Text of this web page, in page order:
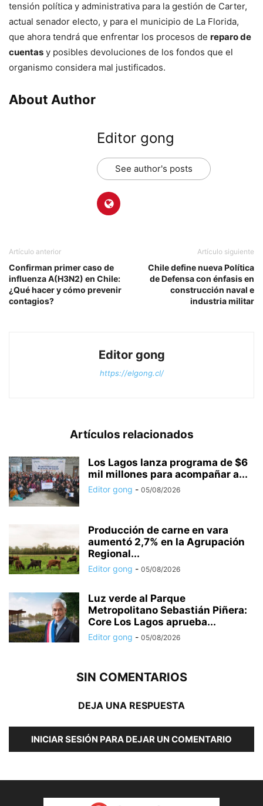
tensión política y administrativa para la gestión de Carter,
actual senador electo, y para el municipio de La Florida,
que ahora tendrá que enfrentar los procesos de reparo de
cuentas y posibles devoluciones de los fondos que el
organismo considera mal justificados.
About Author
Editor gong
See author's posts
Artículo anterior
Confirman primer caso de
influenza A(H3N2) en Chile:
¿Qué hacer y cómo prevenir
contagios?
Artículo siguiente
Chile define nueva Política
de Defensa con énfasis en
construcción naval e
industria militar
Editor gong
https://elgong.cl/
Artículos relacionados
Los Lagos lanza programa de $6
mil millones para acompañar a...
Editor gong - 05/08/2026
Producción de carne en vara
aumentó 2,7% en la Agrupación
Regional...
Editor gong - 05/08/2026
Luz verde al Parque
Metropolitano Sebastián Piñera:
Core Los Lagos aprueba...
Editor gong - 05/08/2026
SIN COMENTARIOS
DEJA UNA RESPUESTA
INICIAR SESIÓN PARA DEJAR UN COMENTARIO